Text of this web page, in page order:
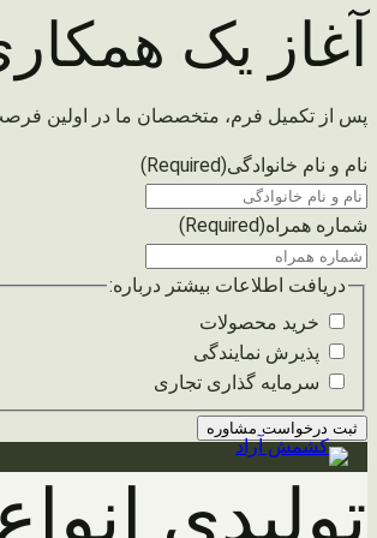
آغاز یک
پس از تکمیل فرم، متخصصان ما در اولین
نام و نام خانوادگی(Required)
شماره همراه(Required)
دریافت اطلاعات بیشتر درباره:
خرید محصولات
پذیرش نمایندگی
سرمایه گذاری تجاری
رفتن
محتوا
تولیدی